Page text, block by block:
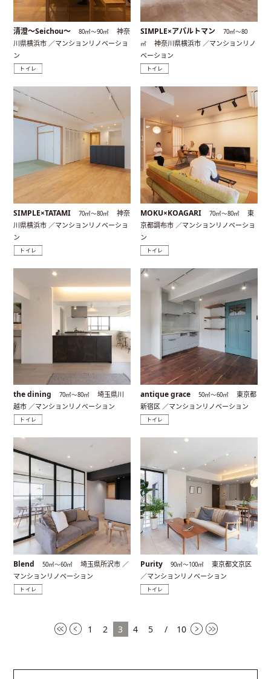
清澄〜Seichou〜 80㎡〜90㎡
神奈
川県横浜市 ／マンションリノベーショ
ン
トイレ
SIMPLE×アパルトマン
70㎡〜80
㎡
神奈川県横浜市 ／マンションリノ
ベーション
トイレ
SIMPLE×TATAMI 70㎡〜80㎡
神奈
川県横浜市 ／マンションリノベーショ
ン
トイレ
MOKU×KOAGARI 70㎡〜80㎡
東
京都調布市 ／マンションリノベーショ
ン
トイレ
the dining 70㎡〜80㎡
埼玉県川
越市 ／マンションリノベーション
トイレ
antique grace 50㎡〜60㎡
東京都
新宿区 ／マンションリノベーション
トイレ
Blend 50㎡〜60㎡
埼玉県所沢市 ／
マンションリノベーション
トイレ
Purity 90㎡〜100㎡
東京都文京区
／マンションリノベーション
トイレ
1 2 3 4 5 / 10